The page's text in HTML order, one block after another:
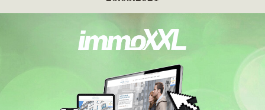
Immobilienmaklerwebseiteimmobilien-weintuch.de
Wochen vom 11.05.2021 bis 26.05.2021 inCastrop-Rauxel
43,24 erreichten Stadtpunkten ihren höchsten Punktgewinn
erzielt. Darüber hinaus hat die Maklerfirma in
mit einem Zuwachs von 35,6 ihre bis jetzt höchsten Stadtpunkte
von 43,24 gewonnen.